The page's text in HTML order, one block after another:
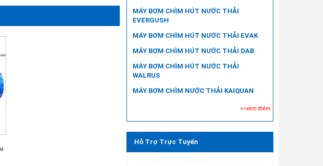
MÁY BƠM CHÌM HÚT NƯỚC THẢI
EVERGUSH
MÁY BƠM CHÌM HÚT NƯỚC THẢI EVAK
MÁY BƠM CHÌM HÚT NƯỚC THẢI DAB
MÁY BƠM CHÌM HÚT NƯỚC THẢI
WALRUS
MÁY BƠM CHÌM NƯỚC THẢI KAIQUAN
>>xem thêm
Hỗ Trợ Trực Tuyến